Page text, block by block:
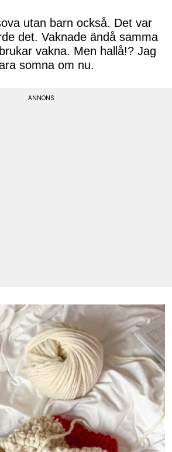
utan barn också. Det var
det. Vaknade ändå samma
vakna. Men hallå!? Jag
somna om nu.